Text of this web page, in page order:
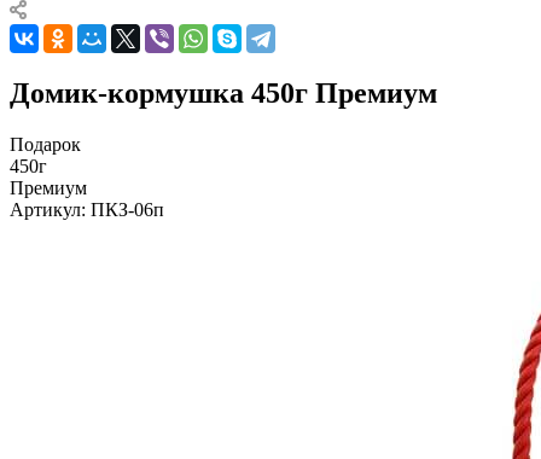
Домик-кормушка 450г Премиум
Подарок
450г
Премиум
Артикул: ПКЗ-06п